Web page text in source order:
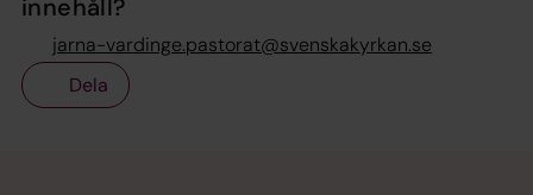
innehåll?
jarna-vardinge.pastorat@svenskakyrkan.se
Dela